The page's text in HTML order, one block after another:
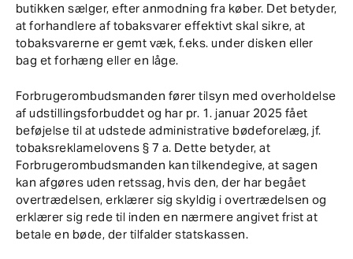
butikken sælger, efter anmodning fra køber. Det betyder,
at forhandlere af tobaksvarer effektivt skal sikre, at
tobaksvarerne er gemt væk, f.eks. under disken eller
bag et forhæng eller en låge.
Forbrugerombudsmanden fører tilsyn med overholdelse
af udstillingsforbuddet og har pr. 1. januar 2025 fået
beføjelse til at udstede administrative bødeforelæg, jf.
tobaksreklamelovens § 7 a. Dette betyder, at
Forbrugerombudsmanden kan tilkendegive, at sagen
kan afgøres uden retssag, hvis den, der har begået
overtrædelsen, erklærer sig skyldig i overtrædelsen og
erklærer sig rede til inden en nærmere angivet frist at
betale en bøde, der tilfalder statskassen.